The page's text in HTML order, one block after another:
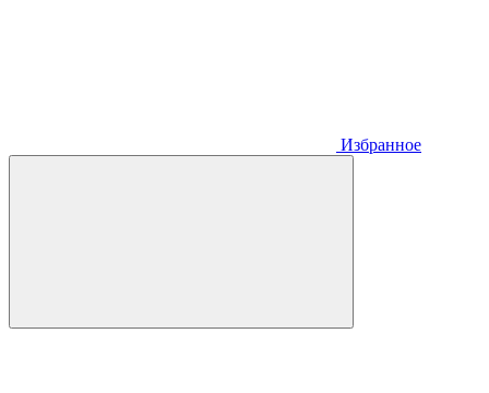
Избранное